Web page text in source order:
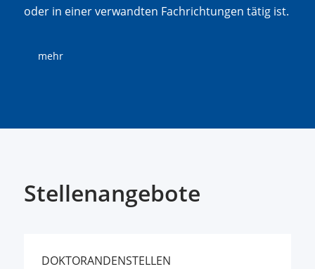
oder in einer verwandten Fachrichtungen tätig ist.
mehr
Stellenangebote
DOKTORANDENSTELLEN